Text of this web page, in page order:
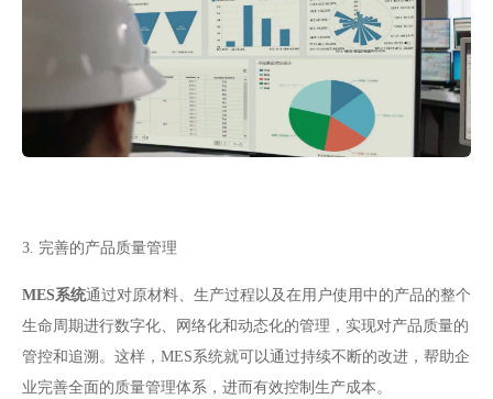
3. 完善的产品质量管理
MES系统通过对原材料、生产过程以及在用户使用中的产品的整个
生命周期进行数字化、网络化和动态化的管理，实现对产品质量的
管控和追溯。这样， MES系统就可以通过持续不断的改进，帮助企
业完善全面的质量管理体系 ，进而有效控制生产成本 。